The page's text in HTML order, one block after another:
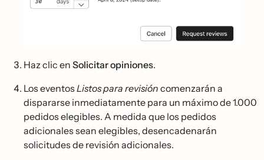
Haz clic en Solicitar opiniones.
Los eventos Listos para revisión comenzarán a
dispararse inmediatamente para un máximo de 1.000
pedidos elegibles. A medida que los pedidos
adicionales sean elegibles, desencadenarán
solicitudes de revisión adicionales.